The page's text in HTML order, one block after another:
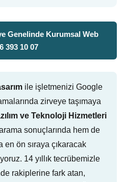
Genelinde Kurumsal Web
393 10 07
ile işletmenizi Google
zirveye taşımaya
ve Teknoloji Hizmetleri
sonuçlarında hem de
en ön sıraya çıkaracak
14 yıllık tecrübemizle
rakiplerine fark atan,